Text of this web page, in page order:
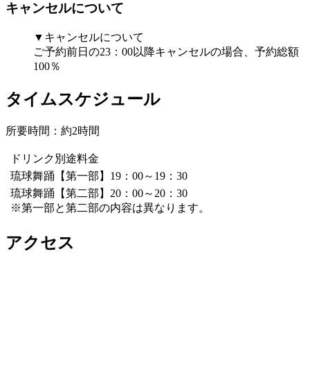
キャンセルについて
▼キャンセルについて
ご予約前日の23：00以降キャンセルの場合、予約総額
100％
タイムスケジュール
所要時間：約2時間
ドリンク別途料金
琉球舞踊【第一部】19：00～19：30
琉球舞踊【第二部】20：00～20：30
※第一部と第二部の内容は異なります。
アクセス